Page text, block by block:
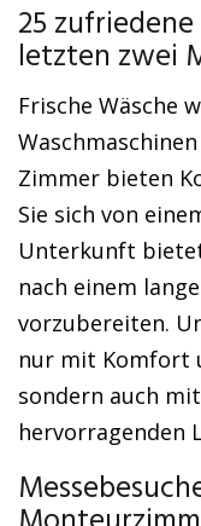
25
letzten zwei
Frische Wäsche
Zimmer bieten
Sie sich von
Unterkunft
nach einem
vorzubereiten.
nur mit Komfort
sondern auch
hervorragenden